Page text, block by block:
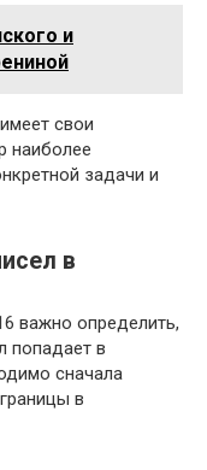
и
свои
наиболее
задачи и
в
важно определить,
попадает в
сначала
в